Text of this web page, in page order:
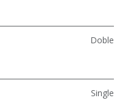
Doble
Single